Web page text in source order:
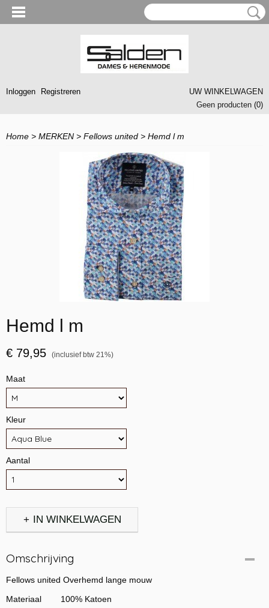
Inloggen Registreren
UW WINKELWAGEN
Geen producten (0)
Home > MERKEN > Fellows united > Hemd l m
Hemd l m
€ 79,95 (inclusief btw 21%)
Maat
Kleur
Aantal
IN WINKELWAGEN
Omschrijving
Fellows united Overhemd lange mouw
Materiaal 100% Katoen